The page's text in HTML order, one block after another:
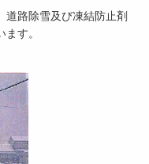
道路除雪及び凍結防止剤
す。